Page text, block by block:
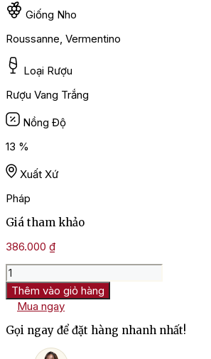
Giống Nho
Roussanne, Vermentino
Loại Rượu
Rượu Vang Trắng
Nồng Độ
13 %
Xuất Xứ
Pháp
Giá tham khảo
386.000 ₫
Rượu
Vang
Trắng
Pháp
Chateau
La
Bastide
Thêm vào giỏ hàng
Mua ngay
Gọi ngay để đặt hàng nhanh nhất!